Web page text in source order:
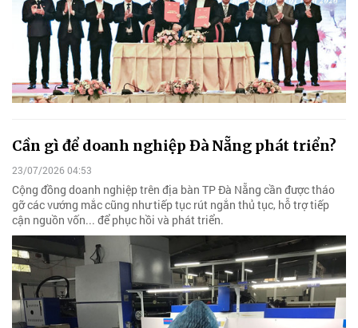
Cần gì để doanh nghiệp Đà Nẵng phát triển?
23/07/2026 04:53
Cộng đồng doanh nghiệp trên địa bàn TP Đà Nẵng cần được tháo
gỡ các vướng mắc cũng như tiếp tục rút ngắn thủ tục, hỗ trợ tiếp
cận nguồn vốn... để phục hồi và phát triển.